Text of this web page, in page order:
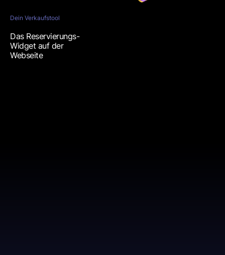
Dein Verkaufstool
Das Reservierungs-
Widget auf der
Webseite